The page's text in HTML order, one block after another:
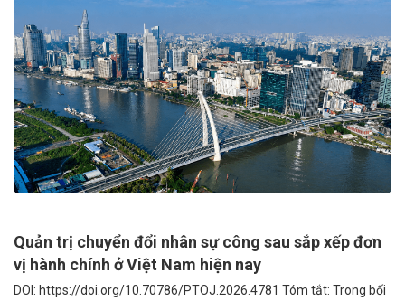
Quản trị chuyển đổi nhân sự công sau sắp xếp đơn
vị hành chính ở Việt Nam hiện nay
DOI: https://doi.org/10.70786/PTOJ.2026.4781 Tóm tắt: Trong bối